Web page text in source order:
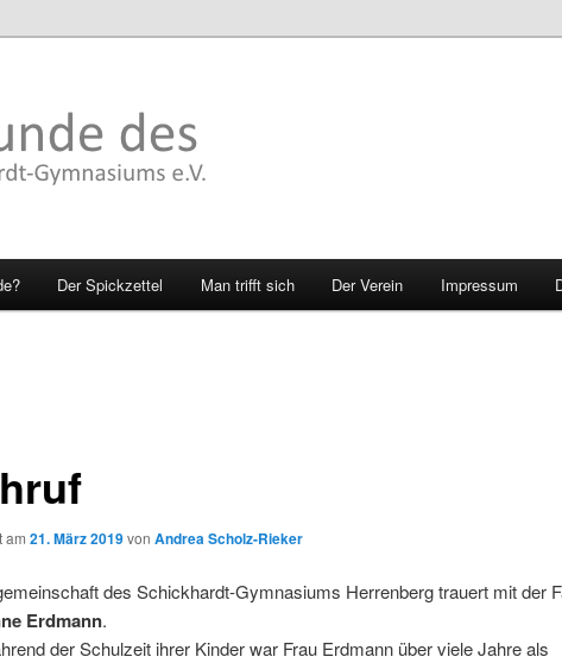
Der Spickzettel Man trifft sich Der Verein Impressum
am 21. März 2019von Andrea Scholz-Rieker
des Schickhardt-Gymnasiums Herrenberg trauert mit der
Erdmann.
der Schulzeit ihrer Kinder war Frau Erdmann über viele Jahre als